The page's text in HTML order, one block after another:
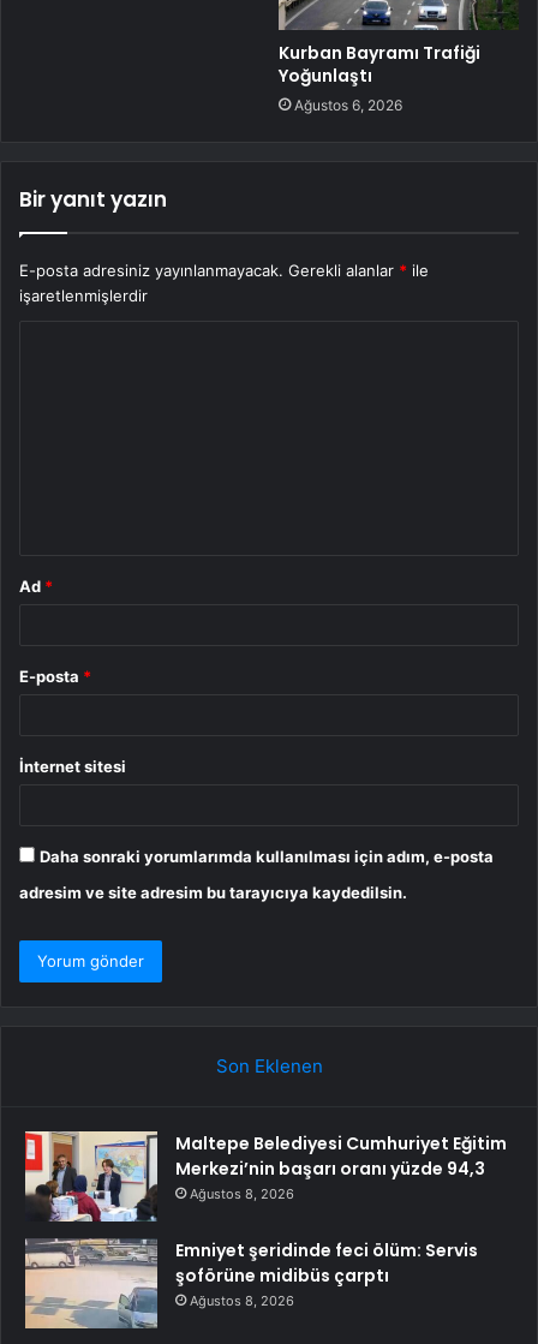
Kurban Bayramı Trafiği
Yoğunlaştı
Ağustos 6, 2026
Bir yanıt yazın
E-posta adresiniz yayınlanmayacak. Gerekli alanlar * ile
işaretlenmişlerdir
Ad *
E-posta *
İnternet sitesi
Daha sonraki yorumlarımda kullanılması için adım, e-posta
adresim ve site adresim bu tarayıcıya kaydedilsin.
Son Eklenen
Maltepe Belediyesi Cumhuriyet Eğitim
Merkezi’nin başarı oranı yüzde 94,3
Ağustos 8, 2026
Emniyet şeridinde feci ölüm: Servis
şoförüne midibüs çarptı
Ağustos 8, 2026